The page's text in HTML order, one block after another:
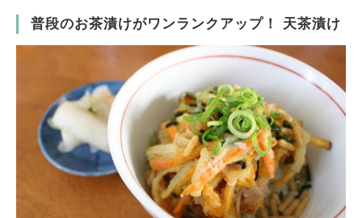
普段のお茶漬けがワンランクアップ！ 天茶漬け